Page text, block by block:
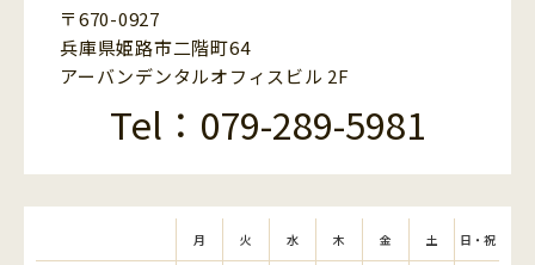
生することを防止するために必要な場合
■ 個人情報の訂正、削除等
当院は、患者様からご提供いただいた個人情報について、患
者様より照会、訂正、削除等を求められた場合は、請求者が
ご本人であることを確認させていただいた上で、特別の理由
当院は、本サイトが保有する個人情報に関して適用される法
令等を遵守するとともに、本プライバシーポリシーにおける
〒670-0927
兵庫県姫路市二階町64
アーバンデンタルオフィスビル 2F
Tel：079-289-5981
月 火 水 木 金 土 日・祝